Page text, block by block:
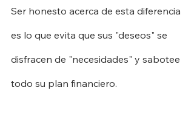
Ser honesto acerca de esta diferencia
es lo que evita que sus "deseos" se
disfracen de "necesidades" y sabotee
todo su plan financiero.